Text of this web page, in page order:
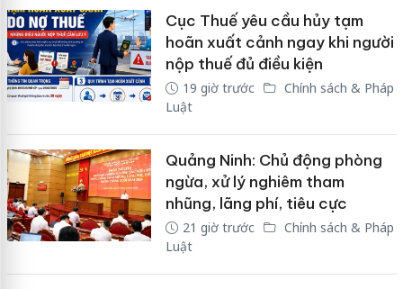
Cục Thuế yêu cầu hủy tạm
hoãn xuất cảnh ngay khi người
nộp thuế đủ điều kiện
19 giờ trước
Chính sách & Pháp
Luật
Quảng Ninh: Chủ động phòng
ngừa, xử lý nghiêm tham
nhũng, lãng phí, tiêu cực
21 giờ trước
Chính sách & Pháp
Luật